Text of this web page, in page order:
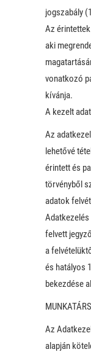
jogszabály
Az
aki
vonatkozó
kívánja.
A kezelt
Az
lehetővé
érintett és
törvényből
adatok
felvett
a
és hatályos
bekezdése
Az
alapján